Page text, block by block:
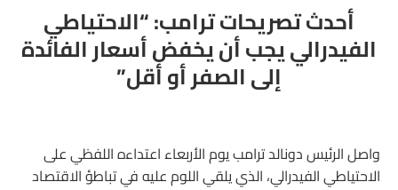
أحدث تصريحات ترامب: “الاحتياطي
الفيدرالي يجب أن يخفض أسعار الفائدة
إلى الصفر أو أقل”
واصل الرئيس دونالد ترامب يوم الأربعاء اعتداءه اللفظي على
الاحتياطي الفيدرالي، الذي يلقي اللوم عليه في تباطؤ الاقتصاد